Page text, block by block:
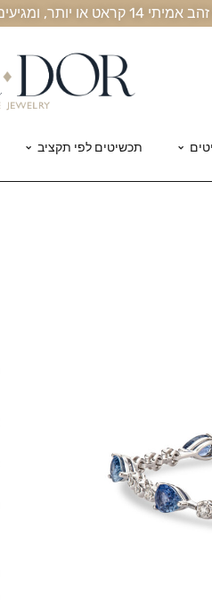
מהודרת, ומשלוח חינם עד הבית
תכשיטים לפי תקציב